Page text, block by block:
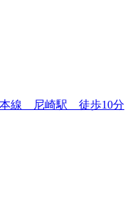
線 尼崎駅 徒歩10分